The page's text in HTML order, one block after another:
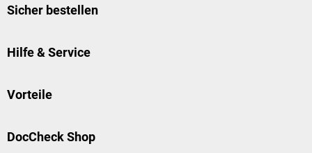
Sicher bestellen
Hilfe & Service
Vorteile
DocCheck Shop